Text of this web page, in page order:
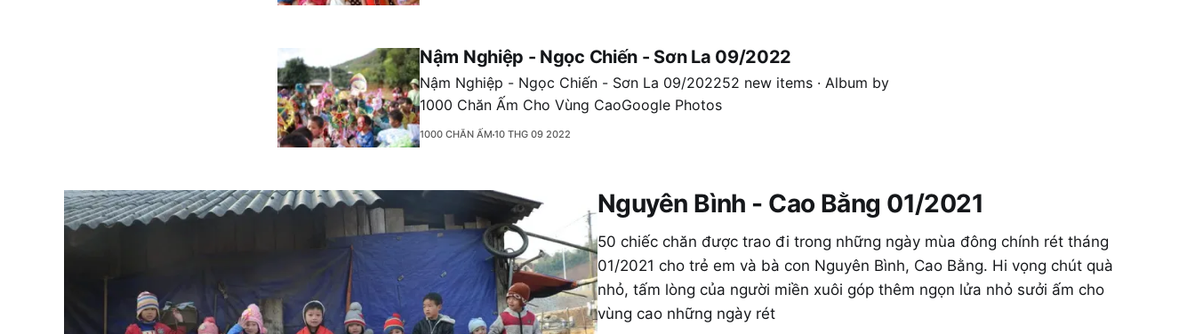
Nậm Nghiệp - Ngọc Chiến - Sơn La 09/2022
Nậm Nghiệp - Ngọc Chiến - Sơn La 09/202252 new items · Album by
1000 Chăn Ấm Cho Vùng CaoGoogle Photos
1000 CHĂN ẤM 10 THG 09 2022
Nguyên Bình - Cao Bằng 01/2021
50 chiếc chăn được trao đi trong những ngày mùa đông chính rét tháng
01/2021 cho trẻ em và bà con Nguyên Bình, Cao Bằng. Hi vọng chút quà
nhỏ, tấm lòng của người miền xuôi góp thêm ngọn lửa nhỏ sưởi ấm cho
vùng cao những ngày rét